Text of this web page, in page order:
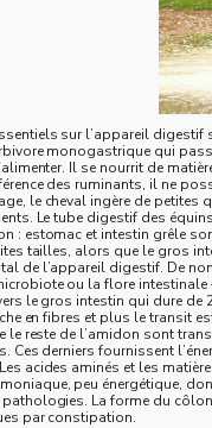
sur l’appareil digestif
monogastrique qui
Il se nourrit de
des ruminants, il ne
le cheval ingère de petites
Le tube digestif des
: estomac et intestin grêle
tailles, alors que le gros
de l’appareil digestif. De
ou la flore intestinale
le gros intestin qui dure de
en fibres et plus le transit
le reste de l’amidon sont
Ces derniers fournissent
acides aminés et les
peu énergétique,
La forme du
par constipation.